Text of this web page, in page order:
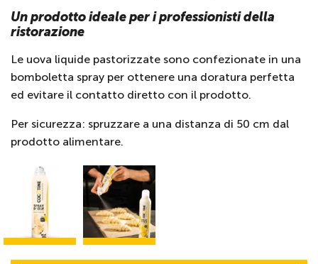
Un prodotto ideale per i professionisti della
ristorazione
Le uova liquide pastorizzate sono confezionate in una
bomboletta spray per ottenere una doratura perfetta
ed evitare il contatto diretto con il prodotto.
Per sicurezza: spruzzare a una distanza di 50 cm dal
prodotto alimentare.